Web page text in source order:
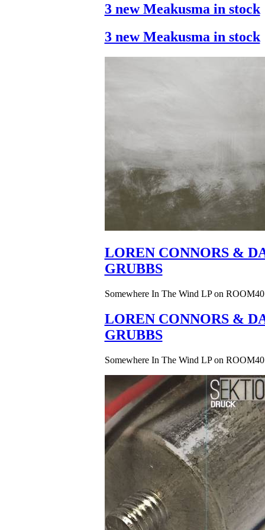
3 new Meakusma in stock
3 new Meakusma in stock
LOREN CONNORS &
GRUBBS
Somewhere In The Wind LP on ROOM40
LOREN CONNORS &
GRUBBS
Somewhere In The Wind LP on ROOM40